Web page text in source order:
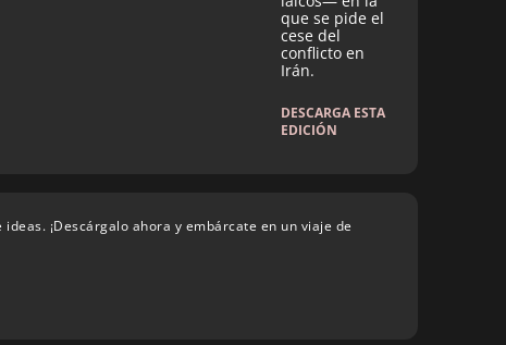
que se pide el
cese del
conflicto en
Irán.
DESCARGA ESTA
EDICIÓN
¡Descárgalo ahora y embárcate en un viaje de